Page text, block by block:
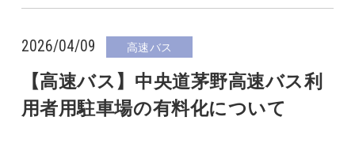
2026/04/09 高速バス
【高速バス】中央道茅野高速バス利
用者用駐車場の有料化について